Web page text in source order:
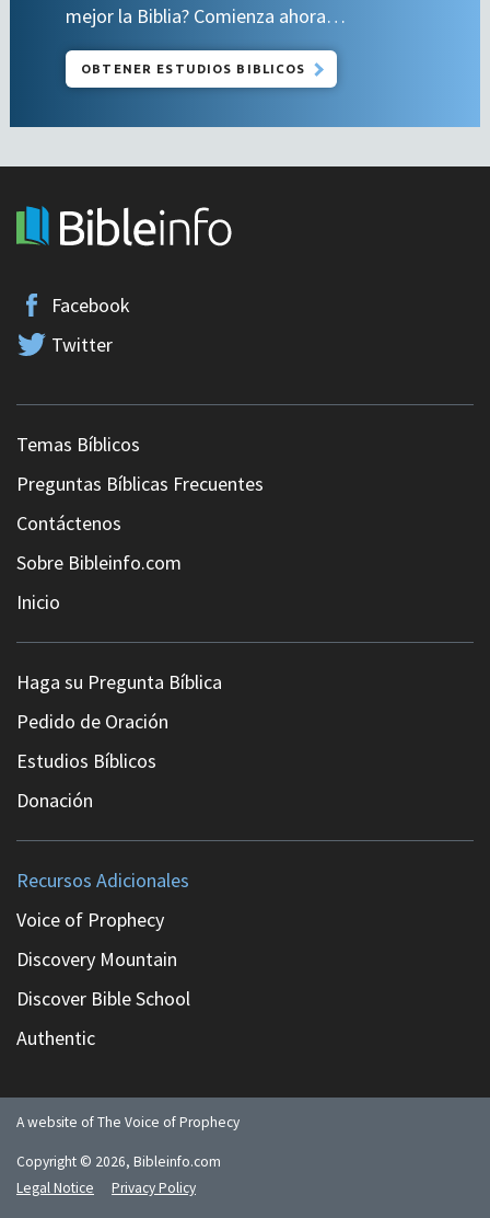
mejor la Biblia? Comienza ahora…
OBTENER ESTUDIOS BIBLICOS
Facebook
Twitter
Temas Bíblicos
Preguntas Bíblicas Frecuentes
Contáctenos
Sobre Bibleinfo.com
Inicio
Haga su Pregunta Bíblica
Pedido de Oración
Estudios Bíblicos
Donación
Recursos Adicionales
Voice of Prophecy
Discovery Mountain
Discover Bible School
Authentic
A website of The Voice of Prophecy
Copyright © 2026, Bibleinfo.com
Legal Notice
Privacy Policy